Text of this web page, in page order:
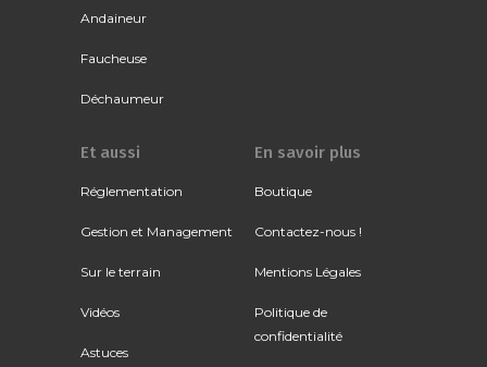
Andaineur
Faucheuse
Déchaumeur
Et aussi
Réglementation
Gestion et Management
Sur le terrain
Vidéos
Astuces
En savoir plus
Boutique
Contactez-nous !
Mentions Légales
Politique de
confidentialité